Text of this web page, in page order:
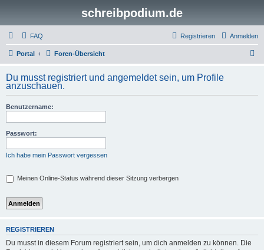
schreibpodium.de
FAQ Anmelden
Registrieren
Portal Foren-Übersicht
h
Du musst registriert und angemeldet sein, um Profile
anzuschauen.
Benutzername:
Passwort:
Ich habe mein Passwort vergessen
Meinen Online-Status während dieser Sitzung verbergen
REGISTRIEREN
Du musst in diesem Forum registriert sein, um dich anmelden zu können. Die